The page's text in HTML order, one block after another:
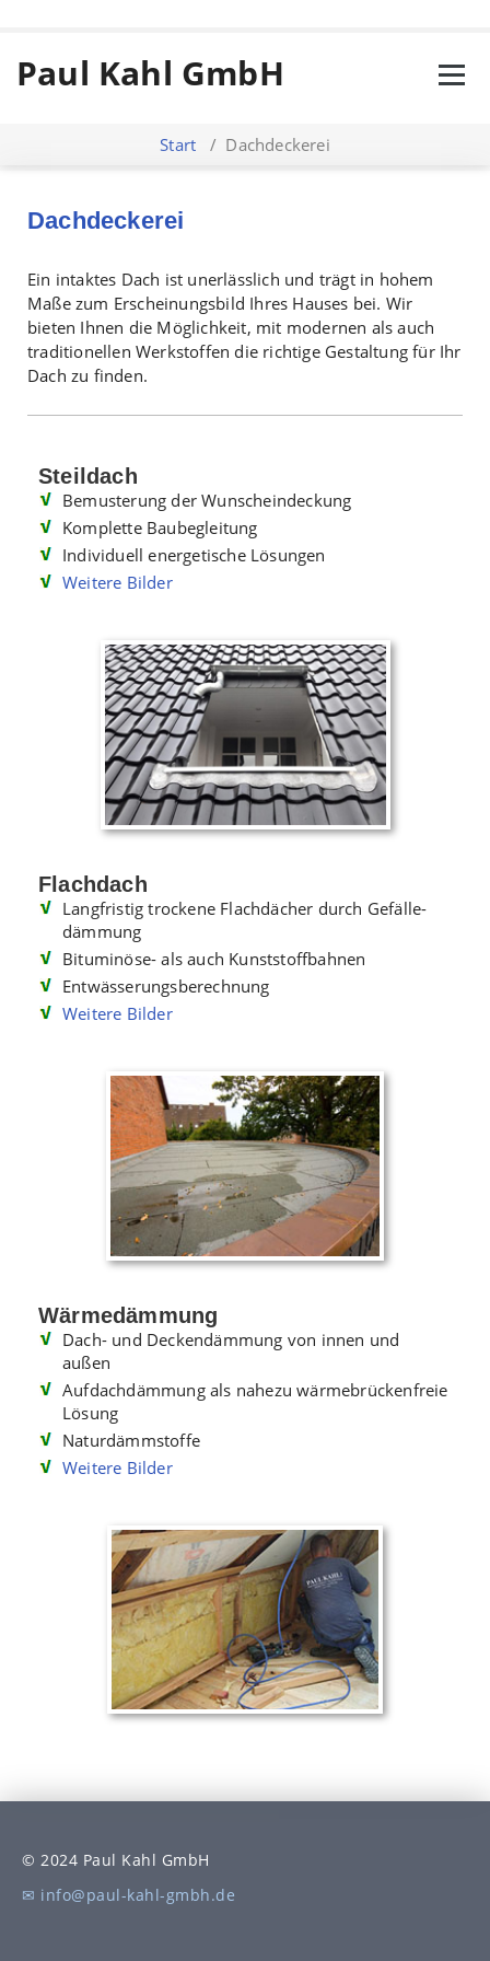
Paul Kahl GmbH
Start / Dachdeckerei
Dachdeckerei
Ein intaktes Dach ist unerlässlich und trägt in hohem
Maße zum Erscheinungsbild Ihres Hauses bei. Wir
bieten Ihnen die Möglichkeit, mit modernen als auch
traditionellen Werkstoffen die richtige Gestaltung für Ihr
Dach zu finden.
Steildach
Bemusterung der Wunscheindeckung
Komplette Baubegleitung
Individuell energetische Lösungen
Weitere Bilder
Flachdach
Langfristig trockene Flachdächer durch Gefälle­
däm­mung
Bituminöse- als auch Kunststoffbahnen
Entwässerungsberechnung
Weitere Bilder
Wärmedämmung
Dach- und Deckendämmung von innen und
außen
Aufdachdämmung als nahezu wärmebrückenfreie
Lösung
Naturdämmstoffe
Weitere Bilder
© 2024 Paul Kahl GmbH
✉ info@paul-kahl-gmbh.de